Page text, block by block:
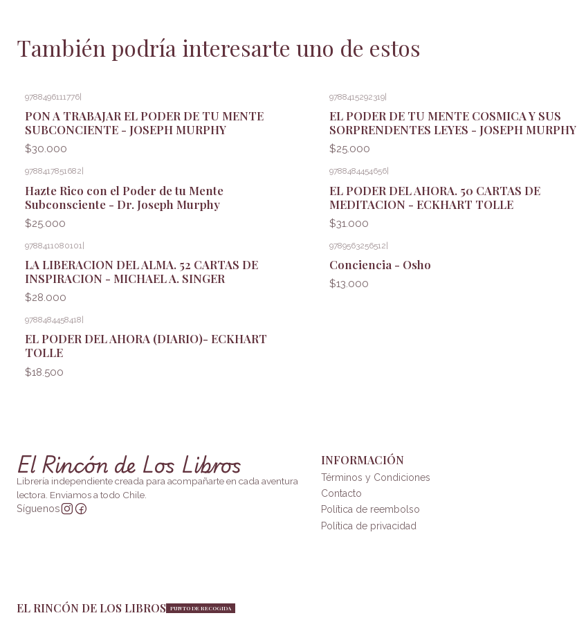
También podría interesarte uno de estos
9788496111776
PON A TRABAJAR EL PODER DE TU MENTE
SUBCONCIENTE - JOSEPH MURPHY
$30.000
9788415292319|
EL PODER DE TU MENTE COSMICA Y SUS
SORPRENDENTES LEYES - JOSEPH MURPHY
$25.000
9788417851682
Hazte Rico con el Poder de tu Mente
Subconsciente - Dr. Joseph Murphy
$25.000
9788484454656|
EL PODER DEL AHORA. 50 CARTAS DE
MEDITACION - ECKHART TOLLE
$31.000
9788411080101 |
LA LIBERACION DEL ALMA. 52 CARTAS DE
INSPIRACION - MICHAEL A. SINGER
$28.000
9789563256512|
Conciencia - Osho
$13.000
9788484458418
EL PODER DEL AHORA (DIARIO)- ECKHART
TOLLE
$18.500
El Rincón de Los Libros
Librería independiente creada para acompañarte en cada aventura
lectora. Enviamos a todo Chile.
Síguenos
INFORMACIÓN
Términos y Condiciones
Contacto
Política de reembolso
Política de privacidad
EL RINCÓN DE LOS LIBROS PUNTO DE RECOGIDA